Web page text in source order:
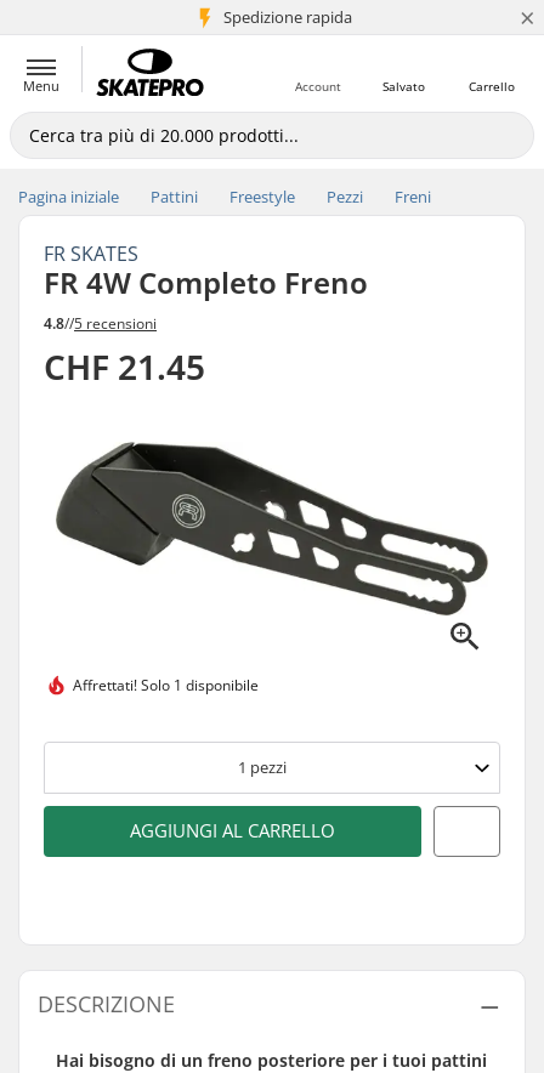
Spedizione rapida
+5 mln di clienti ×
Menu Carrello
Salvato
Account
Pagina iniziale Pattini Freestyle Pezzi Freni
FR SKATES
FR 4W Completo Freno
4.8//5 recensioni
CHF 21.45
Affrettati!Solo 1 disponibile
1 pezzi
AGGIUNGI AL CARRELLO
DESCRIZIONE
Hai bisogno di un freno posteriore per i tuoi pattini